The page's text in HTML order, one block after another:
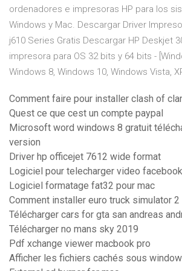
ordenadores e impresoras HP para los
Windows y Mac. Descargar Driver
j610 Series Gratis Descargar HP Deskjet
impresora para OS 32 bits y 64 bits -
Windows 8, Windows 10, Windows Vista,
Comment faire pour installer clash of
Quest ce que cest un compte paypal
Microsoft word windows 8 gratuit
version
Driver hp officejet 7612 wide format
Logiciel pour telecharger video
Logiciel formatage fat32 pour mac
Comment installer euro truck simulator
Télécharger cars for gta san andreas
Télécharger no mans sky 2019
Pdf xchange viewer macbook pro
Afficher les fichiers cachés sous